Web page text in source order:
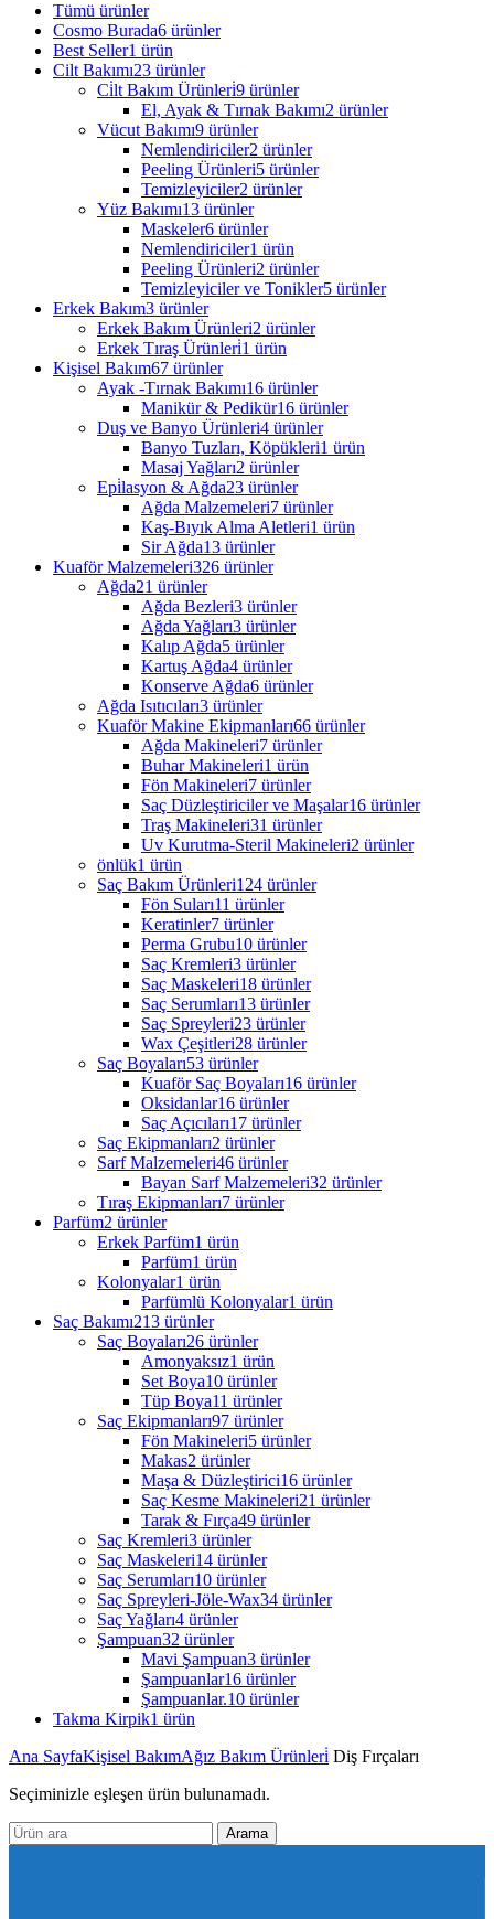
Tümü ürünler
Cosmo Burada6 ürünler
Best Seller1 ürün
Cilt Bakımı23 ürünler
Ci̇lt Bakım Ürünleri̇9 ürünler
El, Ayak & Tırnak Bakımı2 ürünler
Vücut Bakımı9 ürünler
Nemlendiriciler2 ürünler
Peeling Ürünleri5 ürünler
Temizleyiciler2 ürünler
Yüz Bakımı13 ürünler
Maskeler6 ürünler
Nemlendiriciler1 ürün
Peeling Ürünleri2 ürünler
Temizleyiciler ve Tonikler5 ürünler
Erkek Bakım3 ürünler
Erkek Bakım Ürünleri2 ürünler
Erkek Tıraş Ürünleri̇1 ürün
Kişisel Bakım67 ürünler
Ayak -Tırnak Bakımı16 ürünler
Manikür & Pedikür16 ürünler
Duş ve Banyo Ürünleri4 ürünler
Banyo Tuzları, Köpükleri1 ürün
Masaj Yağları2 ürünler
Epi̇lasyon & Ağda23 ürünler
Ağda Malzemeleri7 ürünler
Kaş-Bıyık Alma Aletleri1 ürün
Sir Ağda13 ürünler
Kuaför Malzemeleri326 ürünler
Ağda21 ürünler
Ağda Bezleri3 ürünler
Ağda Yağları3 ürünler
Kalıp Ağda5 ürünler
Kartuş Ağda4 ürünler
Konserve Ağda6 ürünler
Ağda Isıtıcıları3 ürünler
Kuaför Makine Ekipmanları66 ürünler
Ağda Makineleri7 ürünler
Buhar Makineleri1 ürün
Fön Makineleri7 ürünler
Saç Düzleştiriciler ve Maşalar16 ürünler
Traş Makineleri31 ürünler
Uv Kurutma-Steril Makineleri2 ürünler
önlük1 ürün
Saç Bakım Ürünleri124 ürünler
Fön Suları11 ürünler
Keratinler7 ürünler
Perma Grubu10 ürünler
Saç Kremleri3 ürünler
Saç Maskeleri18 ürünler
Saç Serumları13 ürünler
Saç Spreyleri23 ürünler
Wax Çeşitleri28 ürünler
Saç Boyaları53 ürünler
Kuaför Saç Boyaları16 ürünler
Oksidanlar16 ürünler
Saç Açıcıları17 ürünler
Saç Ekipmanları2 ürünler
Sarf Malzemeleri46 ürünler
Bayan Sarf Malzemeleri32 ürünler
Tıraş Ekipmanları7 ürünler
Parfüm2 ürünler
Erkek Parfüm1 ürün
Parfüm1 ürün
Kolonyalar1 ürün
Parfümlü Kolonyalar1 ürün
Saç Bakımı213 ürünler
Saç Boyaları26 ürünler
Amonyaksız1 ürün
Set Boya10 ürünler
Tüp Boya11 ürünler
Saç Ekipmanları97 ürünler
Fön Makineleri5 ürünler
Makas2 ürünler
Maşa & Düzleştirici16 ürünler
Saç Kesme Makineleri21 ürünler
Tarak & Fırça49 ürünler
Saç Kremleri3 ürünler
Saç Maskeleri14 ürünler
Saç Serumları10 ürünler
Saç Spreyleri-Jöle-Wax34 ürünler
Saç Yağları4 ürünler
Şampuan32 ürünler
Mavi Şampuan3 ürünler
Şampuanlar16 ürünler
Şampuanlar.10 ürünler
Takma Kirpik1 ürün
Ana SayfaKişisel BakımAğız Bakım Ürünleri̇ Diş Fırçaları
Seçiminizle eşleşen ürün bulunamadı.
Arama